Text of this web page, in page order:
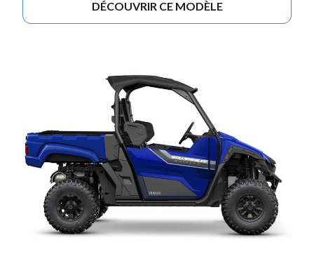
DÉCOUVRIR CE MODÈLE